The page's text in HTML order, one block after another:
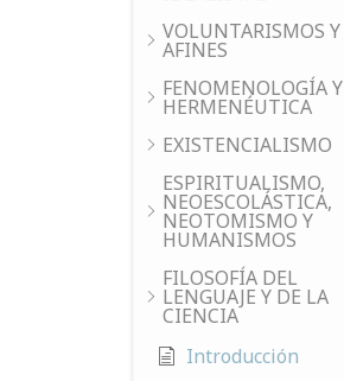
VOLUNTARISMOS Y
AFINES
FENOMENOLOGÍA Y
HERMENÉUTICA
EXISTENCIALISMO
ESPIRITUALISMO,
NEOESCOLÁSTICA,
NEOTOMISMO Y
HUMANISMOS
FILOSOFÍA DEL
LENGUAJE Y DE LA
CIENCIA
Introducción